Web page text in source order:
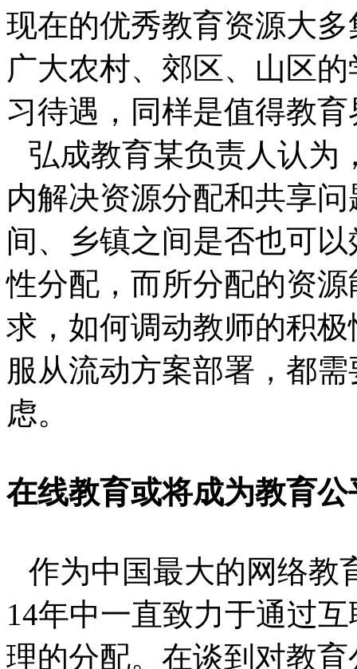
现在的优秀教育资源大
广大农村、郊区、山区
习待遇，同样是值得教
弘成教育某负责人认为
内解决资源分配和共享
间、乡镇之间是否也可
性分配，而所分配的资
求，如何调动教师的积
服从流动方案部署，都
虑。
在线教育或将成为教育
作为中国最大的网络教
14年中一直致力于通过
理的分配。在谈到对教